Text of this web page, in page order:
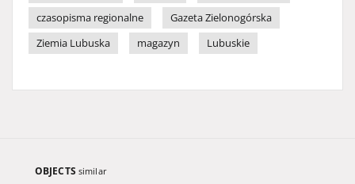
czasopisma regionalne
Gazeta Zielonogórska
Ziemia Lubuska
magazyn Lubuskie
OBJECTS similar